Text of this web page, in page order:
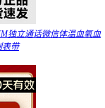
独立通话微信体温血氧血
表带